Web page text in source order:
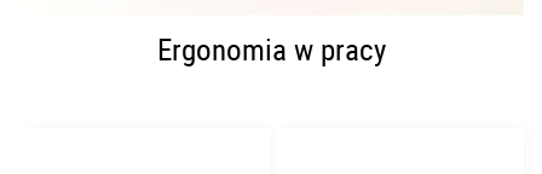
Ergonomia w pracy